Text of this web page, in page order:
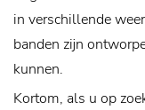
in verschillende
banden zijn
kunnen.
Kortom, als u op